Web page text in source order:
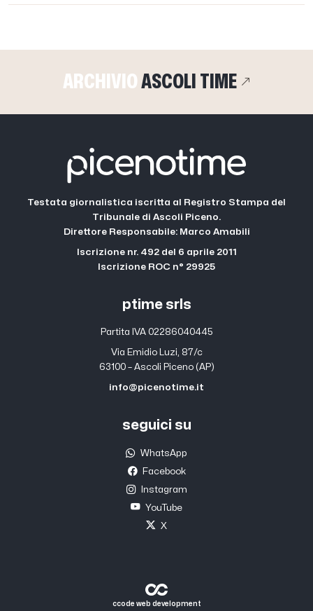
ARCHIVIO ASCOLI TIME
Testata giornalistica iscritta al Registro Stampa del
Tribunale di Ascoli Piceno.
Direttore Responsabile: Marco Amabili
Iscrizione nr. 492 del 6 aprile 2011
Iscrizione ROC n° 29925
ptime srls
Partita IVA 02286040445
Via Emidio Luzi, 87/c
63100 – Ascoli Piceno (AP)
info@picenotime.it
seguici su
WhatsApp
Facebook
Instagram
YouTube
X
ccode web development